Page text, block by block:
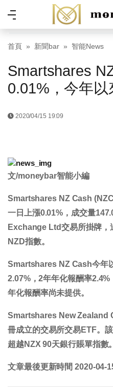
Skip to main content
功
能
表
首頁 新聞bar 智能News
Smartshares
0.01%，今年以
2020/04/15 19:09
文/moneybar智能小編
Smartshares NZ Cash
一日
上漲0.01% ，成交量
Exchange Ltd交易所掛牌
NZD指數。
Smartshares NZ Cash今年
2.07%，2年年化報酬率2.4%
年化報酬率尚未提供。
Smartshares New Zealand
冊成立的交易所交易ETF。
超越NZX 90天銀行賬單指數。
文章最後更新時間 2020-04-